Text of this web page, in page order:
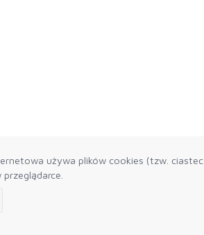
używa plików cookies (tzw.